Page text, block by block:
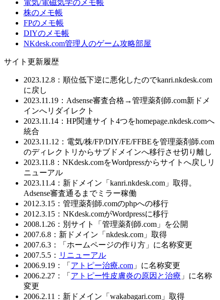
電気/電磁気学のメモ帳
株のメモ帳
FPのメモ帳
DIYのメモ帳
NKdesk.com管理人のゲーム攻略部屋
サイト更新履歴
2023.12.8：順位低下逆に悪化したのでkanri.nkdesk.com
に戻し
2023.11.19：Adsense審査合格→管理薬剤師.com新ドメ
インへリダイレクト
2023.11.14：HP関連サイト4つをhomepage.nkdesk.comへ
統合
2023.11.12：電気/株/FP/DIY/FE/FFBEを管理薬剤師.com
のディレクトリからサブドメインへ移行させ切り離し
2023.11.8：NKdesk.comをWordpressからサイトへ戻しリ
ニューアル
2023.11.4：新ドメイン「kanri.nkdesk.com」取得。
Adsense審査通るまでミラー稼働
2012.3.15：管理薬剤師.comのphpへの移行
2012.3.15：NKdesk.comがWordpressに移行
2008.1.26：別サイト「管理薬剤師.com」を公開
2007.6.8：新ドメイン「nkdesk.com」取得
2007.6.3：「ホームページの作り方」に名称変更
2007.5.5： リニューアル
2006.9.19：「 アトピー治療.com 」に名称変更
2006.2.27：「 アトピー性皮膚炎の原因と治療 」に名称
変更
2006.2.11：新ドメイン「wakabagari.com」取得